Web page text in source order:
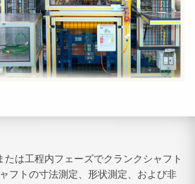
は工程内フェーズでクランクシャフト
フトの寸法測定、形状測定、および非